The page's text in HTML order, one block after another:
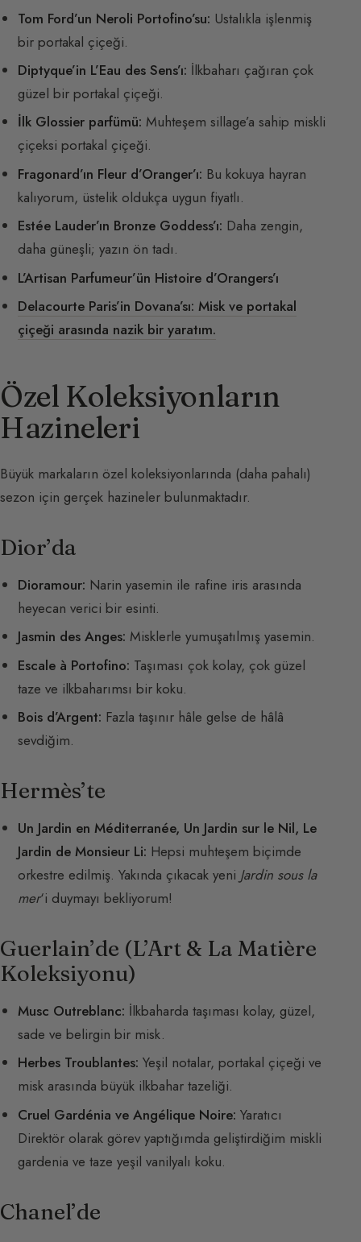
Tom Ford’un Neroli Portofino’su: Ustalıkla işlenmiş
bir portakal çiçeği.
Diptyque’in L’Eau des Sens’ı: İlkbaharı çağıran çok
güzel bir portakal çiçeği.
İlk Glossier parfümü: Muhteşem sillage’a sahip miskli
çiçeksi portakal çiçeği.
Fragonard’ın Fleur d’Oranger’ı: Bu kokuya hayran
kalıyorum, üstelik oldukça uygun fiyatlı.
Estée Lauder’ın Bronze Goddess’ı: Daha zengin,
daha güneşli; yazın ön tadı.
L’Artisan Parfumeur’ün Histoire d’Orangers’ı
Delacourte Paris’in Dovana’sı: Misk ve portakal
çiçeği arasında nazik bir yaratım.
Özel Koleksiyonların
Hazineleri
Büyük markaların özel koleksiyonlarında (daha pahalı)
sezon için gerçek hazineler bulunmaktadır.
Dior’da
Dioramour: Narin yasemin ile rafine iris arasında
heyecan verici bir esinti.
Jasmin des Anges: Misklerle yumuşatılmış yasemin.
Escale à Portofino: Taşıması çok kolay, çok güzel
taze ve ilkbaharımsı bir koku.
Bois d’Argent: Fazla taşınır hâle gelse de hâlâ
sevdiğim.
Hermès’te
Un Jardin en Méditerranée, Un Jardin sur le Nil, Le
Jardin de Monsieur Li: Hepsi muhteşem biçimde
orkestre edilmiş. Yakında çıkacak yeni Jardin sous la
mer‘i duymayı bekliyorum!
Guerlain’de (L’Art & La Matière
Koleksiyonu)
Musc Outreblanc: İlkbaharda taşıması kolay, güzel,
sade ve belirgin bir misk.
Herbes Troublantes: Yeşil notalar, portakal çiçeği ve
misk arasında büyük ilkbahar tazeliği.
Cruel Gardénia ve Angélique Noire: Yaratıcı
Direktör olarak görev yaptığımda geliştirdiğim miskli
gardenia ve taze yeşil vanilyalı koku.
Chanel’de